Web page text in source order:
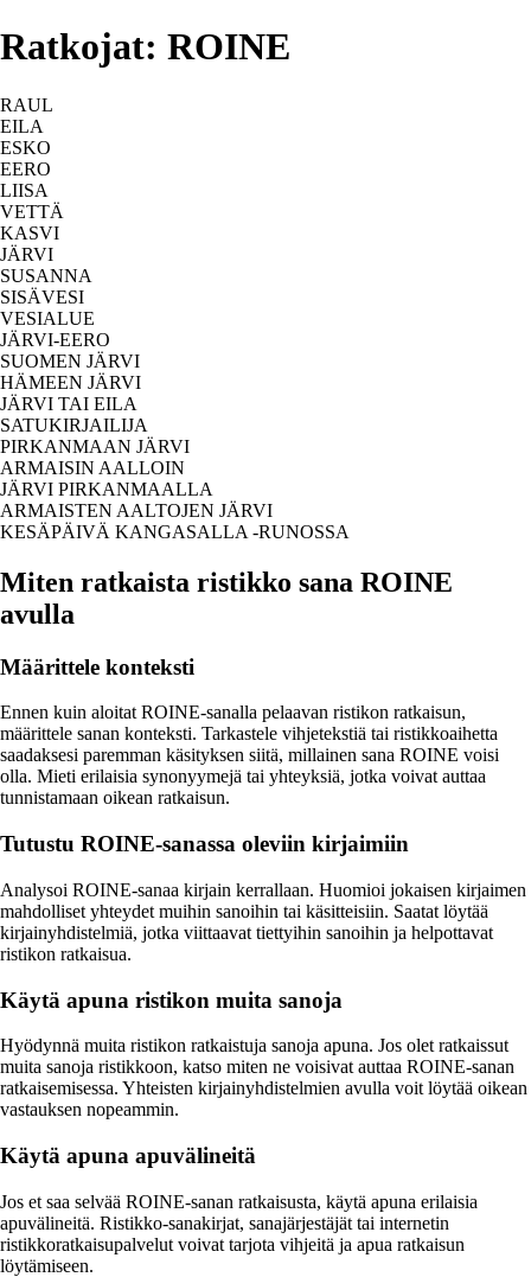
Ratkojat: ROINE
RAUL
EILA
ESKO
EERO
LIISA
VETTÄ
KASVI
JÄRVI
SUSANNA
SISÄVESI
VESIALUE
JÄRVI-EERO
SUOMEN JÄRVI
HÄMEEN JÄRVI
JÄRVI TAI EILA
SATUKIRJAILIJA
PIRKANMAAN JÄRVI
ARMAISIN AALLOIN
JÄRVI PIRKANMAALLA
ARMAISTEN AALTOJEN JÄRVI
KESÄPÄIVÄ KANGASALLA -RUNOSSA
Miten ratkaista ristikko sana ROINE
avulla
Määrittele konteksti
Ennen kuin aloitat ROINE-sanalla pelaavan ristikon ratkaisun,
määrittele sanan konteksti. Tarkastele vihjetekstiä tai ristikkoaihetta
saadaksesi paremman käsityksen siitä, millainen sana ROINE voisi
olla. Mieti erilaisia synonyymejä tai yhteyksiä, jotka voivat auttaa
tunnistamaan oikean ratkaisun.
Tutustu ROINE-sanassa oleviin kirjaimiin
Analysoi ROINE-sanaa kirjain kerrallaan. Huomioi jokaisen kirjaimen
mahdolliset yhteydet muihin sanoihin tai käsitteisiin. Saatat löytää
kirjainyhdistelmiä, jotka viittaavat tiettyihin sanoihin ja helpottavat
ristikon ratkaisua.
Käytä apuna ristikon muita sanoja
Hyödynnä muita ristikon ratkaistuja sanoja apuna. Jos olet ratkaissut
muita sanoja ristikkoon, katso miten ne voisivat auttaa ROINE-sanan
ratkaisemisessa. Yhteisten kirjainyhdistelmien avulla voit löytää oikean
vastauksen nopeammin.
Käytä apuna apuvälineitä
Jos et saa selvää ROINE-sanan ratkaisusta, käytä apuna erilaisia
apuvälineitä. Ristikko-sanakirjat, sanajärjestäjät tai internetin
ristikkoratkaisupalvelut voivat tarjota vihjeitä ja apua ratkaisun
löytämiseen.